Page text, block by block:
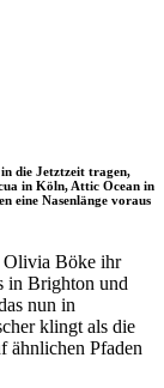
die Jetztzeit tragen,
in Köln, Attic Ocean in
eine Nasenlänge voraus
Olivia Böke ihr
in Brighton und
nun in
klingt als die
ähnlichen Pfaden